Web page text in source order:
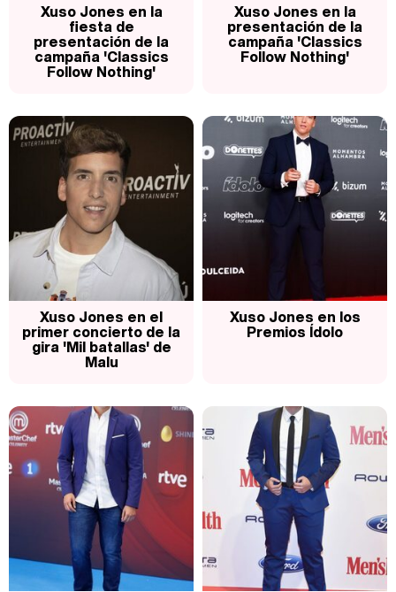
Manu Baqueiro: "Tuve como referente a Bruce Willis en 'Luz de Luna' para mi trabajo en la serie 'Perdiendo el juicio'"
Xuso Jones en la
fiesta de
presentación de la
campaña 'Classics
Follow Nothing'
Xuso Jones en la
presentación de la
campaña 'Classics
Follow Nothing'
Xuso Jones en el
primer concierto de la
gira 'Mil batallas' de
Malu
Xuso Jones en los
Premios Ídolo